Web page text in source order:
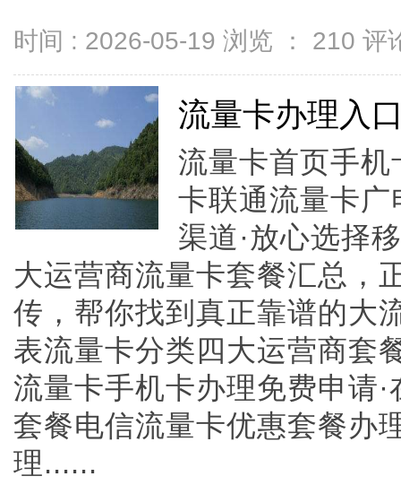
时间 : 2026-05-19 浏览 ： 210 评
流量卡办理入
流量卡首页手
卡联通流量卡
渠道·放心选择
大运营商流量卡套餐汇总，
传，帮你找到真正靠谱的大
表流量卡分类四大运营商套
流量卡手机卡办理免费申请
套餐电信流量卡优惠套餐办
理......